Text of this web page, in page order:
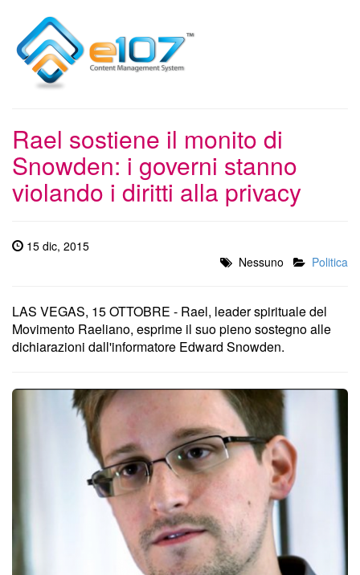
Rael sostiene il monito di
Snowden: i governi stanno
violando i diritti alla privacy
15 dic, 2015
Nessuno
Politica
LAS VEGAS, 15 OTTOBRE - Rael, leader spirituale del
Movimento Raeliano, esprime il suo pieno sostegno alle
dichiarazioni dall'informatore Edward Snowden.